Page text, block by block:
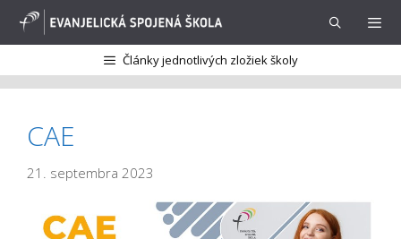
Preskočiť
Články jednotlivých zložiek školy
CAE
21. septembra 2023